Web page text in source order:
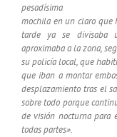
pesadísima
mochila en un claro que
tarde ya se divisaba
aproximaba a la zona,
su policía local, que
que iban a montar
desplazamiento tras el
sobre todo porque
de visión nocturna para
todas partes».